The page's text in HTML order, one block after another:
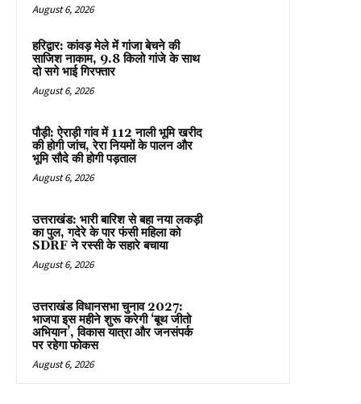
August 6, 2026
हरिद्वार: कांवड़ मेले में गांजा बेचने की
साजिश नाकाम, 9.8 किलो गांजे के साथ
दो सगे भाई गिरफ्तार
August 6, 2026
पौड़ी: ऐराड़ी गांव में 112 नाली भूमि खरीद
की होगी जांच, रेरा नियमों के पालन और
भूमि सौदे की होगी पड़ताल
August 6, 2026
उत्तराखंड: भारी बारिश से बहा नया लकड़ी
का पुल, गदेरे के पार फंसी महिला को
SDRF ने रस्सी के सहारे बचाया
August 6, 2026
उत्तराखंड विधानसभा चुनाव 2027:
भाजपा इस महीने शुरू करेगी ‘बूथ जीतो
अभियान’, विकास यात्रा और जनसंपर्क
पर रहेगा फोकस
August 6, 2026